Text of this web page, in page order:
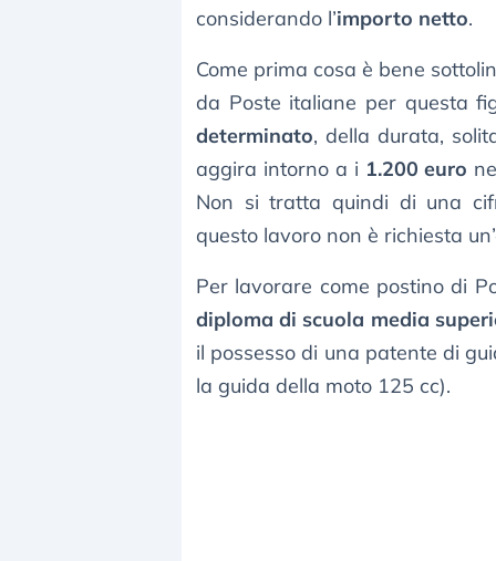
considerando l’importo netto.
Come prima cosa è bene
da Poste italiane per questa
determinato, della durata,
aggira intorno a i 1.200 euro
Non si tratta quindi di una
questo lavoro non è richiesta
Per lavorare come postino di
diploma di scuola media
il possesso di una patente di
la guida della moto 125 cc).